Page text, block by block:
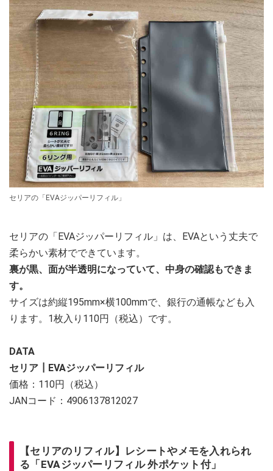
セリアの「EVAジッパーリフィル」
セリアの「EVAジッパーリフィル」は、EVAという丈夫で
柔らかい素材でできています。
裏が黒、面が半透明になっていて、中身の確認もできま
す。
サイズは約縦195mm×横100mmで、銀行の通帳なども入
ります。1枚入り110円（税込）です。
DATA
セリア┃EVAジッパーリフィル
価格：110円（税込）
JANコード：4906137812027
【セリアのリフィル】レシートやメモを入れられ
る「EVAジッパーリフィル 外ポケット付」